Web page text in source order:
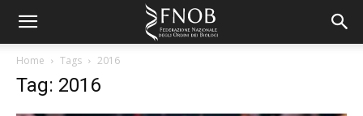
Home Tags 2016
Tag: 2016